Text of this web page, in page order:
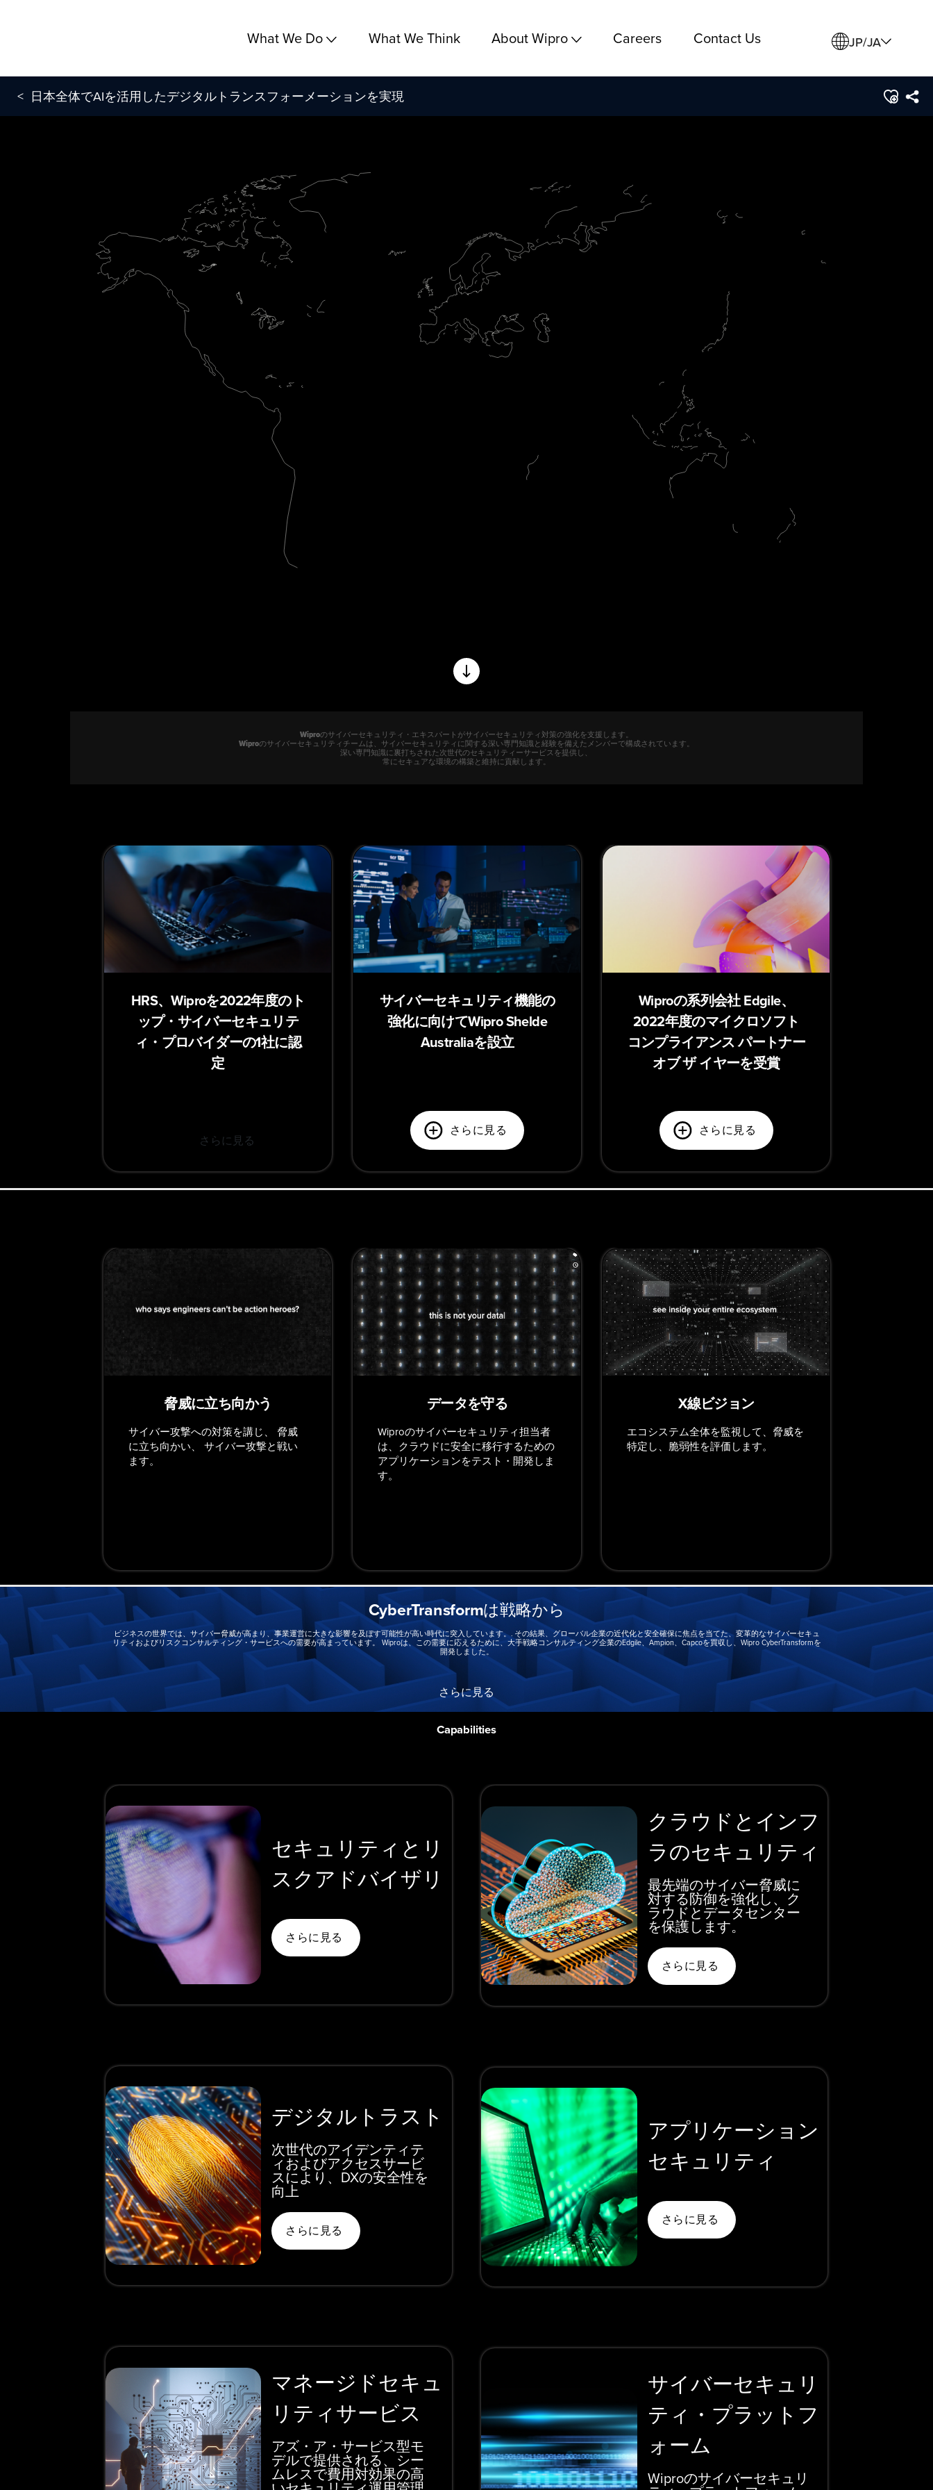
What We Do What We Think About Wipro Careers Contact Us JP/JA
< 日本全体でAIを活用したデジタルトランスフォーメーションを実現
We are CyberSecurists
Wiproのサイバーセキュリティ・エキスパートがサイバーセキュリティ対策の強化を支援します。
Wiproのサイバーセキュリティチームは、サイバーセキュリティに関する深い専門知識と経験を備えたメンバーで構成されています。
深い専門知識に裏打ちされた次世代のセキュリティーサービスを提供し、
常にセキュアな環境の構築と維持に貢献します。
HRS、Wiproを2022年度のト
ップ・サイバーセキュリテ
ィ・プロバイダーの1社に認
定
さらに見る
サイバーセキュリティ機能の
強化に向けてWipro Shelde
Australiaを設立
さらに見る
Wiproの系列会社 Edgile、
2022年度のマイクロソフト
コンプライアンス パートナー
オブ ザ イヤーを受賞
さらに見る
脅威に立ち向かう
サイバー攻撃への対策を講じ、 脅威
に立ち向かい、 サイバー攻撃と戦い
ます。
データを守る
Wiproのサイバーセキュリティ担当者
は、クラウドに安全に移行するための
アプリケーションをテスト・開発しま
す。
X線ビジョン
エコシステム全体を監視して、脅威を
特定し、脆弱性を評価します。
CyberTransformは戦略から
ビジネスの世界では、サイバー脅威が高まり、事業運営に大きな影響を及ぼす可能性が高い時代に突入しています。. その結果、グローバル企業の近代化と安全確保に焦点を当てた、変革的なサイバーセキュ
リティおよびリスクコンサルティング・サービスへの需要が高まっています。 Wiproは、この需要に応えるために、大手戦略コンサルティング企業のEdgile、Ampion、Capcoを買収し、Wipro CyberTransformを
開発しました。
さらに見る
Capabilities
セキュリティとリ
スクアドバイザリ
さらに見る
デジタルトラスト
次世代のアイデンティテ
ィおよびアクセスサービ
スにより、DXの安全性を
向上
さらに見る
マネージドセキュ
リティサービス
アズ・ア・サービス型モ
デルで提供される、シー
ムレスで費用対効果の高
クラウドとインフ
ラのセキュリティ
最先端のサイバー脅威に
対する防御を強化し、ク
ラウドとデータセンター
を保護します。
さらに見る
アプリケーション
セキュリティ
さらに見る
サイバーセキュリ
ティ・プラットフ
ォーム
Wiproのサイバーセキュリ